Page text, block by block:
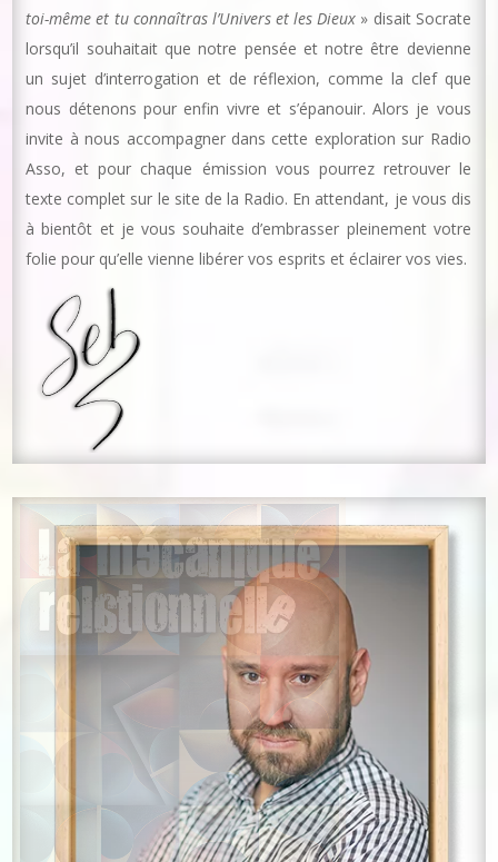
toi-même et tu connaîtras l’Univers et les Dieux » disait Socrate
lorsqu’il souhaitait que notre pensée et notre être devienne
un sujet d’interrogation et de réflexion, comme la clef que
nous détenons pour enfin vivre et s’épanouir. Alors je vous
invite à nous accompagner dans cette exploration sur Radio
Asso, et pour chaque émission vous pourrez retrouver le
texte complet sur le site de la Radio. En attendant, je vous dis
à bientôt et je vous souhaite d’embrasser pleinement votre
folie pour qu’elle vienne libérer vos esprits et éclairer vos vies.